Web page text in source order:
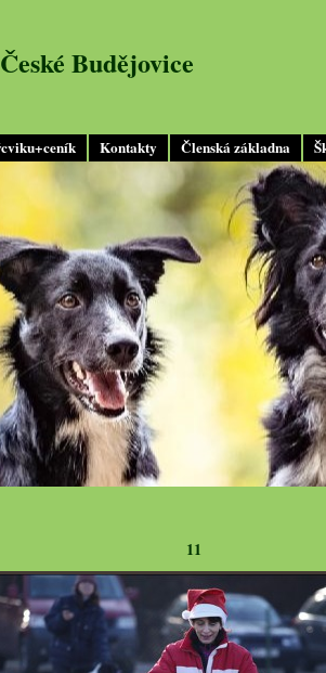
Kontakty Členská základna
Budějovice
11